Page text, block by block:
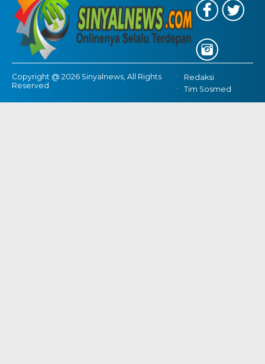
Copyright @ 2026 Sinyalnews, All Rights
Reserved
Redaksi
Tim Sosmed